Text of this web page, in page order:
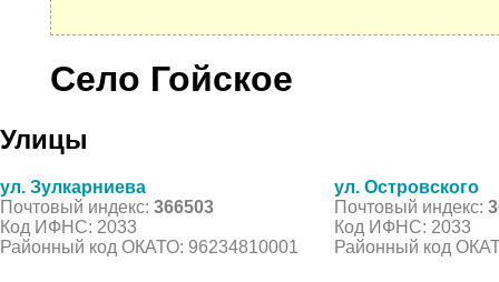
Село Гойское
Улицы
ул. Зулкарниева
Почтовый индекс: 366503
Код ИФНС: 2033
Районный код ОКАТО: 96234810001
ул. Островского
Почтовый индекс:
Код ИФНС: 2033
Районный код